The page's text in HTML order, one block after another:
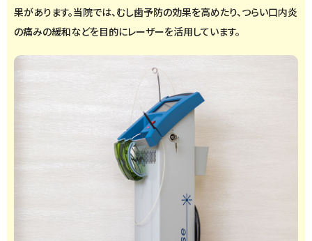
果があります。当院では、むし歯予防の効果を高めたり、つらい口内炎
の痛みの緩和などを目的にレーザーを活用しています。